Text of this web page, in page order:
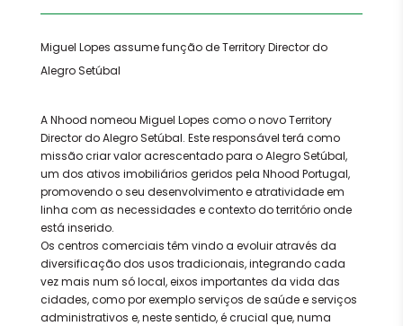
Miguel Lopes assume função de Territory Director do
Alegro Setúbal
A Nhood nomeou Miguel Lopes como o novo Territory
Director do Alegro Setúbal. Este responsável terá como
missão criar valor acrescentado para o Alegro Setúbal,
um dos ativos imobiliários geridos pela Nhood Portugal,
promovendo o seu desenvolvimento e atratividade em
linha com as necessidades e contexto do território onde
está inserido.
Os centros comerciais têm vindo a evoluir através da
diversificação dos usos tradicionais, integrando cada
vez mais num só local, eixos importantes da vida das
cidades, como por exemplo serviços de saúde e serviços
administrativos e, neste sentido, é crucial que, numa